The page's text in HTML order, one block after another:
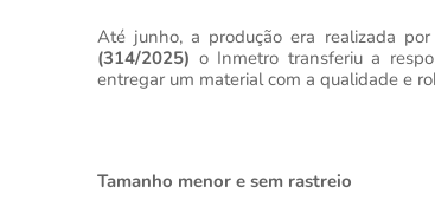
Até junho, a produção era realizada
(314/2025) o Inmetro transferiu a
entregar um material com a qualidade e
Tamanho menor e sem rastreio